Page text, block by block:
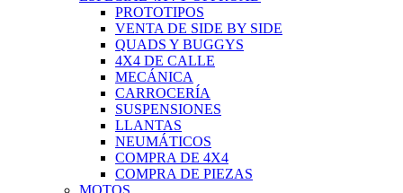
PROTOTIPOS
VENTA DE SIDE BY SIDE
QUADS Y BUGGYS
4X4 DE CALLE
MECÁNICA
CARROCERÍA
SUSPENSIONES
LLANTAS
NEUMÁTICOS
COMPRA DE 4X4
COMPRA DE PIEZAS
MOTOS